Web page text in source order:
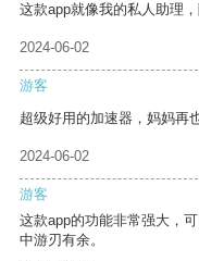
这款app就像我的私人助理
2024-06-02
游客
超级好用的加速器，妈妈再
2024-06-02
游客
这款app的功能非常强大，
中游刃有余。